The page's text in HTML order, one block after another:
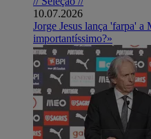
10.07.2026
Jorge Jesus lança 'farpa'
importantíssimo?»